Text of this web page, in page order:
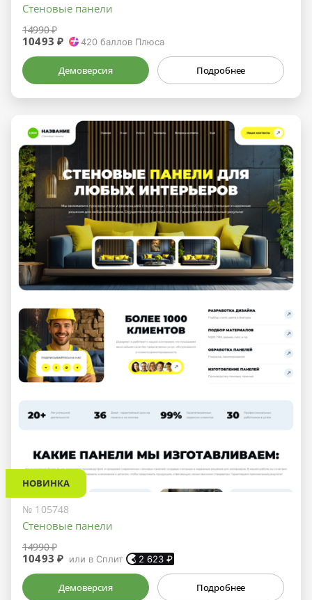
Стеновые панели
14990 ₽
10493 ₽ 420 баллов Плюса
Демоверсия Подробнее
НОВИНКА
№ 105748
Стеновые панели
14990 ₽
10493 ₽ или в Сплит 2 623 ₽
Демоверсия Подробнее